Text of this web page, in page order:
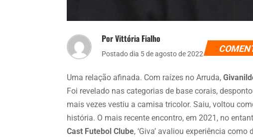
Por Vittória Fialho
Postado dia 5 de agosto de 2022
Uma relação afinada. Com raízes no Arruda,
Foi revelado nas categorias de base corais,
mais vezes vestiu a camisa tricolor. Saiu, voltou
história. O mais recente encontro, em 2021, no
Cast Futebol Clube, ‘Giva’ avaliou experiência